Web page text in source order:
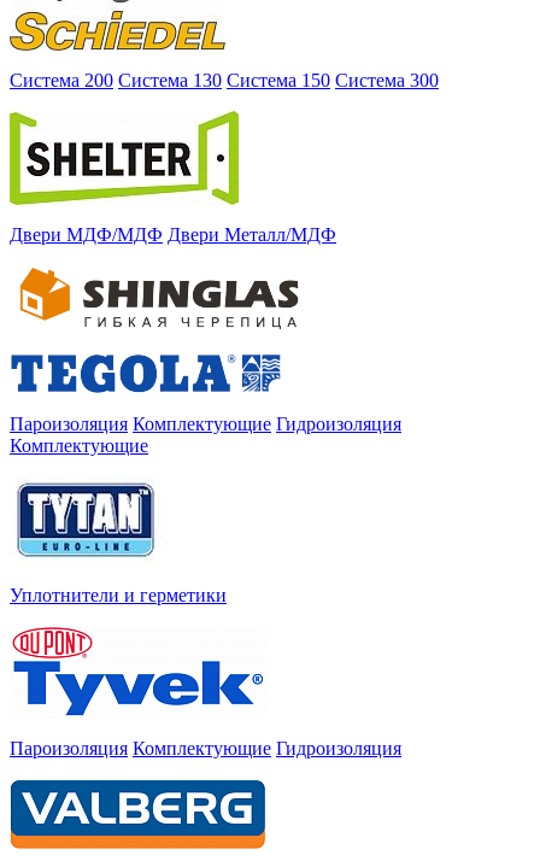
Система 200 Система 130 Система 150 Система 300
Двери МДФ/МДФ Двери Металл/МДФ
Пароизоляция Комплектующие Гидроизоляция
Комплектующие
Уплотнители и герметики
Пароизоляция Комплектующие Гидроизоляция